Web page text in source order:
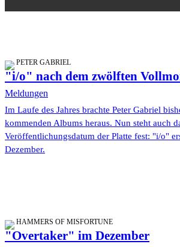
PETER GABRIEL
"i/o" nach dem zwölften
Meldungen
Im Laufe des Jahres brachte Peter Gabriel
kommenden Albums heraus. Nun steht auch
Veröffentlichungsdatum der Platte fest: "i/o"
Dezember.
HAMMERS OF MISFORTUNE
"Overtaker" im Dezember